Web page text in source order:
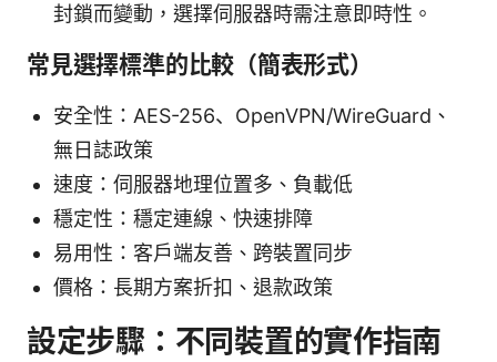
封鎖而變動，選擇伺服器時需注意即時性。
常見選擇標準的比較（簡表形式）
安全性：AES-256、OpenVPN/WireGuard、
無日誌政策
速度：伺服器地理位置多、負載低
穩定性：穩定連線、快速排障
易用性：客戶端友善、跨裝置同步
價格：長期方案折扣、退款政策
設定步驟：不同裝置的實作指南